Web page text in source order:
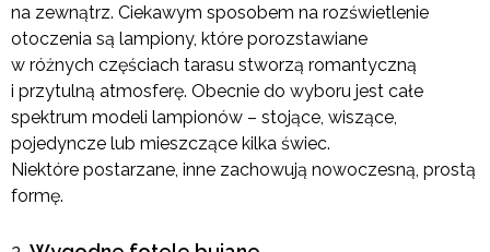
na zewnątrz. Ciekawym sposobem na rozświetlenie
otoczenia są lampiony, które porozstawiane
w różnych częściach tarasu stworzą romantyczną
i przytulną atmosferę. Obecnie do wyboru jest całe
spektrum modeli lampionów – stojące, wiszące,
pojedyncze lub mieszczące kilka świec.
Niektóre postarzane, inne zachowują nowoczesną, prostą
formę.